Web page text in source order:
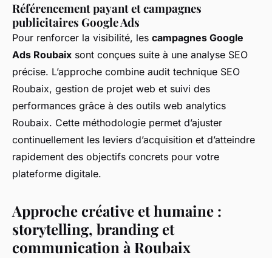
Référencement payant et campagnes
publicitaires Google Ads
Pour renforcer la visibilité, les campagnes Google
Ads Roubaix sont conçues suite à une analyse SEO
précise. L’approche combine audit technique SEO
Roubaix, gestion de projet web et suivi des
performances grâce à des outils web analytics
Roubaix. Cette méthodologie permet d’ajuster
continuellement les leviers d’acquisition et d’atteindre
rapidement des objectifs concrets pour votre
plateforme digitale.
Approche créative et humaine :
storytelling, branding et
communication à Roubaix